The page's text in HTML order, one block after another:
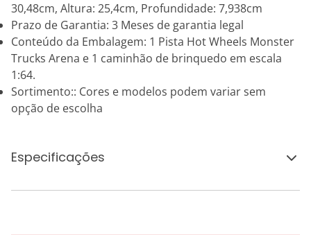
30,48cm, Altura: 25,4cm, Profundidade: 7,938cm
Prazo de Garantia: 3 Meses de garantia legal
Conteúdo da Embalagem: 1 Pista Hot Wheels Monster
Trucks Arena e 1 caminhão de brinquedo em escala
1:64.
Sortimento:: Cores e modelos podem variar sem
opção de escolha
Especificações